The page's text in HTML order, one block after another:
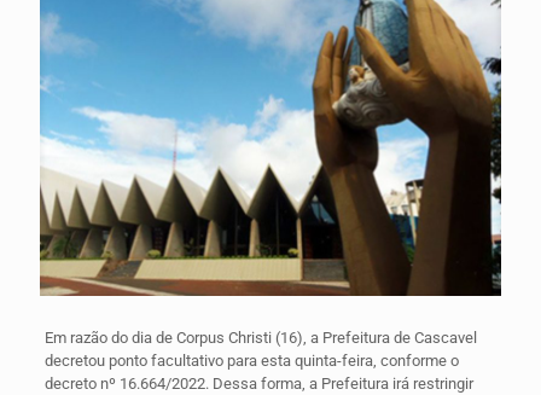
Em razão do dia de Corpus Christi (16), a Prefeitura de Cascavel
decretou ponto facultativo para esta quinta-feira, conforme o
decreto nº 16.664/2022. Dessa forma, a Prefeitura irá restringir